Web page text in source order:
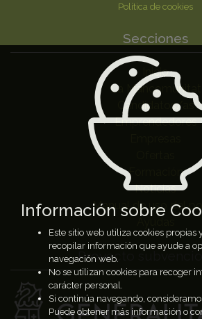
Política de cookies
Secciones
Inicio
La Mancomunitat
Candidatos/as
Emprendedores
Formación
Noticias
Manual de uso del
Proyecto
Información sobre
Este sitio web utiliza cookies propias
recopilar información que ayude a
navegación web.
No se utilizan cookies para recoger
carácter personal.
Si continúa navegando,
Puede obtener más información o